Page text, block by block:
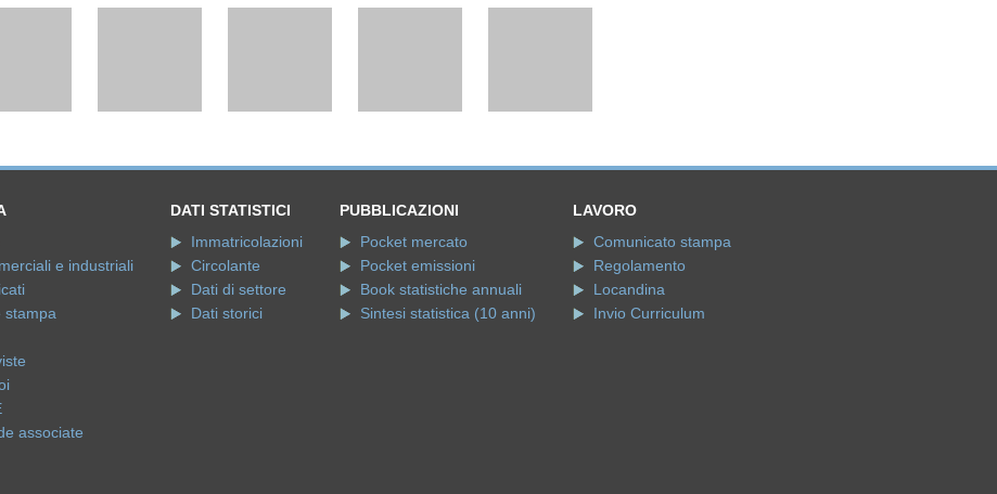
e industriali
stampa
associate
DATI STATISTICI
Immatricolazioni
Circolante
Dati di settore
Dati storici
PUBBLICAZIONI
Pocket mercato
Pocket emissioni
Book statistiche annuali
Sintesi statistica (10 anni)
LAVORO
Comunicato stampa
Regolamento
Locandina
Invio Curriculum